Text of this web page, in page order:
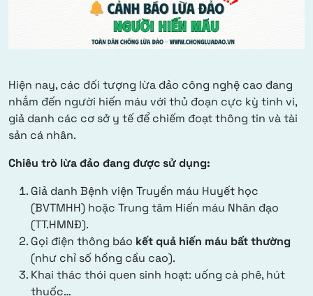
Hiện nay, các đối tượng lừa đảo công nghệ cao đang
nhắm đến người hiến máu với thủ đoạn cực kỳ tinh vi,
giả danh các cơ sở y tế để chiếm đoạt thông tin và tài
sản cá nhân.
Chiêu trò lừa đảo đang được sử dụng:
Giả danh Bệnh viện Truyền máu Huyết học
(BVTMHH) hoặc Trung tâm Hiến máu Nhân đạo
(TT.HMNĐ).
Gọi điện thông báo kết quả hiến máu bất thường
(như chỉ số hồng cầu cao).
Khai thác thói quen sinh hoạt: uống cà phê, hút
thuốc…